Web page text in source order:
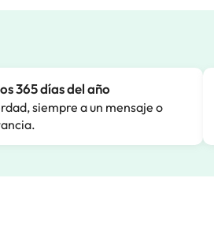
365 días del año
siempre a un mensaje o